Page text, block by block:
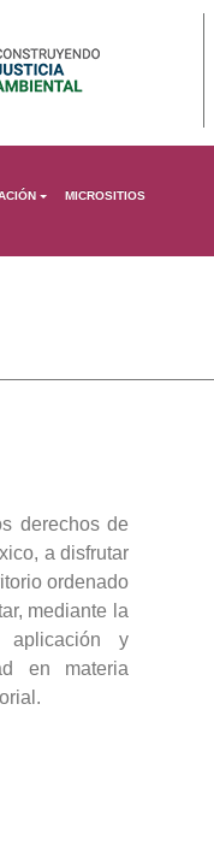
MICROSITIOS
derechos de
a disfrutar
ordenado
mediante la
y
en materia